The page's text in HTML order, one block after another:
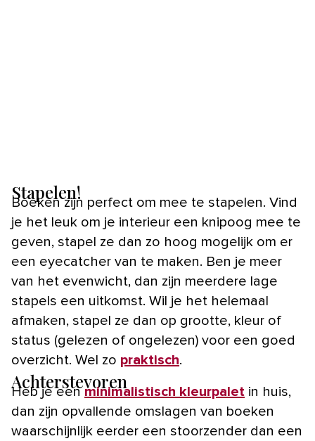
Stapelen!
Boeken zijn perfect om mee te stapelen. Vind
je het leuk om je interieur een knipoog mee te
geven, stapel ze dan zo hoog mogelijk om er
een eyecatcher van te maken. Ben je meer
van het evenwicht, dan zijn meerdere lage
stapels een uitkomst. Wil je het helemaal
afmaken, stapel ze dan op grootte, kleur of
status (gelezen of ongelezen) voor een goed
overzicht. Wel zo praktisch.
Achterstevoren
Heb je eenminimalistisch kleurpalet in huis,
dan zijn opvallende omslagen van boeken
waarschijnlijk eerder een stoorzender dan een